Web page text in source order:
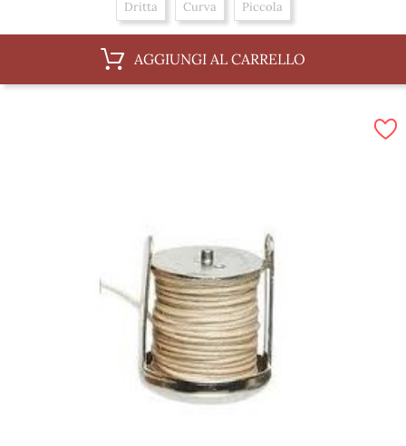
Dritta Curva Piccola
AGGIUNGI AL CARRELLO